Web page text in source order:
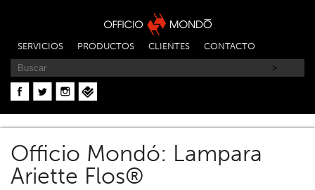
SERVICIOS PRODUCTOS CLIENTES CONTACTO
Officio Mondó: Lampara
Ariette Flos®